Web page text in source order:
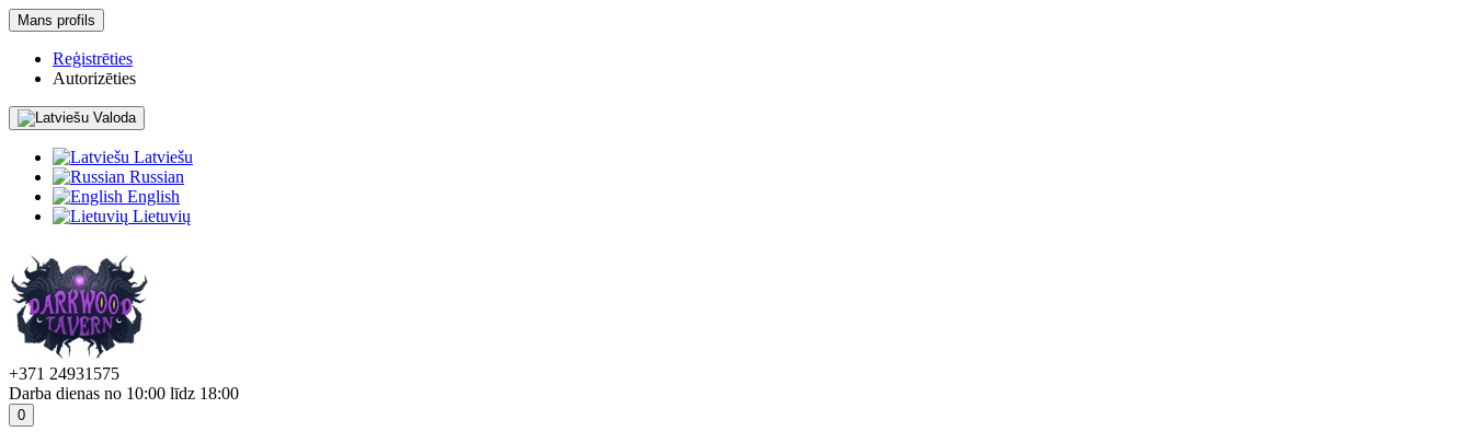
Mans profils
Reģistrēties
Autorizēties
Valoda
Latviešu
Russian
English
Lietuvių
+371 24931575
Darba dienas no 10:00 līdz 18:00
0